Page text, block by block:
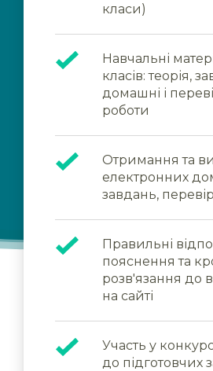
класи)
Навчальні
класів: теорія,
домашні і
роботи
Отримання та
електронних
завдань,
Правильні
пояснення та
розв'язання до
на сайті
Участь у
до підготовчих